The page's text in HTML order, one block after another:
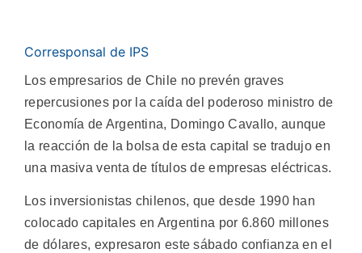
Corresponsal de IPS
Los empresarios de Chile no prevén graves
repercusiones por la caída del poderoso ministro de
Economía de Argentina, Domingo Cavallo, aunque
la reacción de la bolsa de esta capital se tradujo en
una masiva venta de títulos de empresas eléctricas.
Los inversionistas chilenos, que desde 1990 han
colocado capitales en Argentina por 6.860 millones
de dólares, expresaron este sábado confianza en el